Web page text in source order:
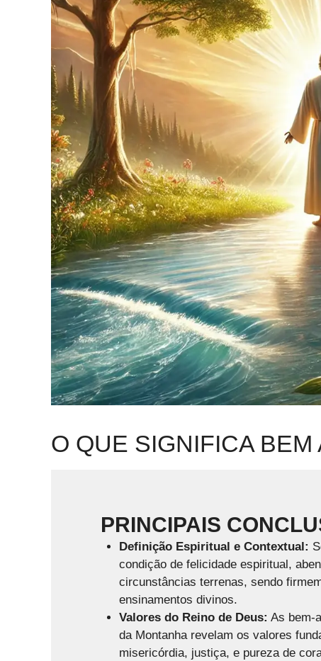
O QUE SIGNIFICA
PRINCIPAIS
Definição Espiritual e Contextual:
condição de felicidade espiritual,
circunstâncias terrenas, sendo
ensinamentos divinos.
Valores do Reino de Deus: As bem-
da Montanha revelam os valores
misericórdia, justiça, e pureza de